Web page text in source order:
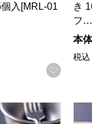
入[MRL-01
お気に
き
フ…
本体
税込
01A]【年間ギフト
ツとドライフルー
ホ